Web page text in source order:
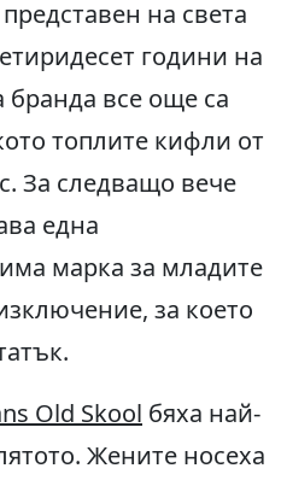
на света
години на
бранда все още са
топлите кифли от
За следващо вече
една
марка за младите
за което
Old Skool бяха най-
Жените носеха